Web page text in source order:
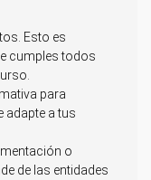
Esto es
cumples todos
para
adapte a tus
o
de las entidades